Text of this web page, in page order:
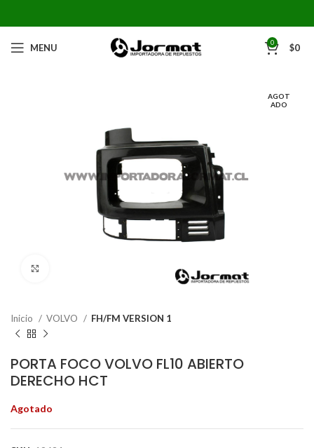
MENU 0 $0
AGOT
ADO
Inicio VOLVO FH/FM VERSION 1
PORTA FOCO VOLVO FL10 ABIERTO
DERECHO HCT
Agotado